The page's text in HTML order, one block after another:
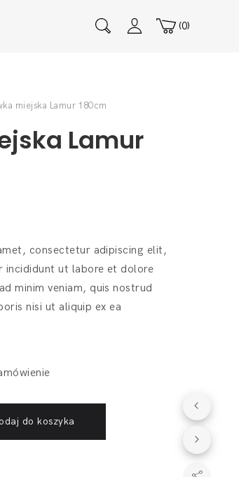
0
miejska Lamur 180cm
Lamur
consectetur adipiscing elit,
incididunt ut labore et dolore
minim veniam, quis nostrud
nisi ut aliquip ex ea
do koszyka